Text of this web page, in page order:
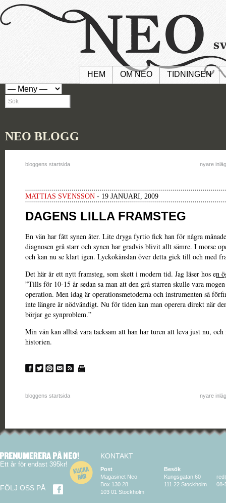
HEM OM NEO TIDNINGEN
NEO BLOGG
bloggens startsida nyare
MATTIAS SVENSSON - 19 JANUARI, 2009
DAGENS LILLA FRAMSTEG
En vän har fått synen åter. Lite dryga fyrtio fick han för några
diagnosen grå starr och synen har gradvis blivit allt sämre. I morse
och kan nu se klart igen. Lyckokänslan över detta gick till och med
Det här är ett nytt framsteg, som skett i modern tid. Jag läser hos en
”Tills för 10-15 år sedan sa man att den grå starren skulle vara
operation. Men idag är operationsmetoderna och instrumenten så
inte längre är nödvändigt. Nu för tiden kan man operera direkt när
börjar ge synproblem.”
Min vän kan alltså vara tacksam att han har turen att leva just nu,
historien.
bloggens startsida nyare
Ett år för endast 395kr!
FÖLJ OSS PÅ
KONTAKT
Post
Magasinet Neo
Box 130 28
103 01 Stockholm
Besök
Kungsgatan 60
111 22 Stockholm
08-